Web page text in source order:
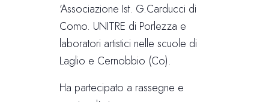
‘Associazione Ist. G.Carducci di
Como. UNITRE di Porlezza e
laboratori artistici nelle scuole di
Laglio e Cernobbio (Co).
Ha partecipato a rassegne e